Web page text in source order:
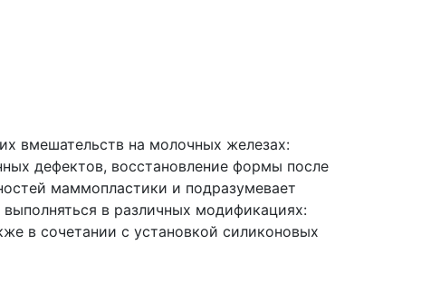
вмешательств на молочных железах:
дефектов, восстановление формы после
маммопластики и подразумевает
в различных модификациях:
в сочетании с установкой силиконовых